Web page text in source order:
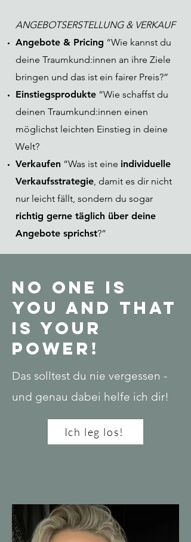
ANGEBOTSERSTELLUNG & VERKAUF
Angebote & Pricing “Wie kannst du
deine Traumkund:innen an ihre Ziele
bringen und das ist ein fairer Preis?”
Einstiegsprodukte “Wie schaffst du
deinen Traumkund:innen einen
möglichst leichten Einstieg in deine
Welt?
Verkaufen “Was ist eine individuelle
Verkaufsstrategie , damit es dir nicht
nur leicht fällt, sondern du sogar
richtig gerne täglich über deine
Angebote sprichst?”
NO ONE IS
YOU AND THAT
IS YOUR
POWER!
Das solltest du nie vergessen -
und genau dabei helfe ich dir!
Ich leg los!